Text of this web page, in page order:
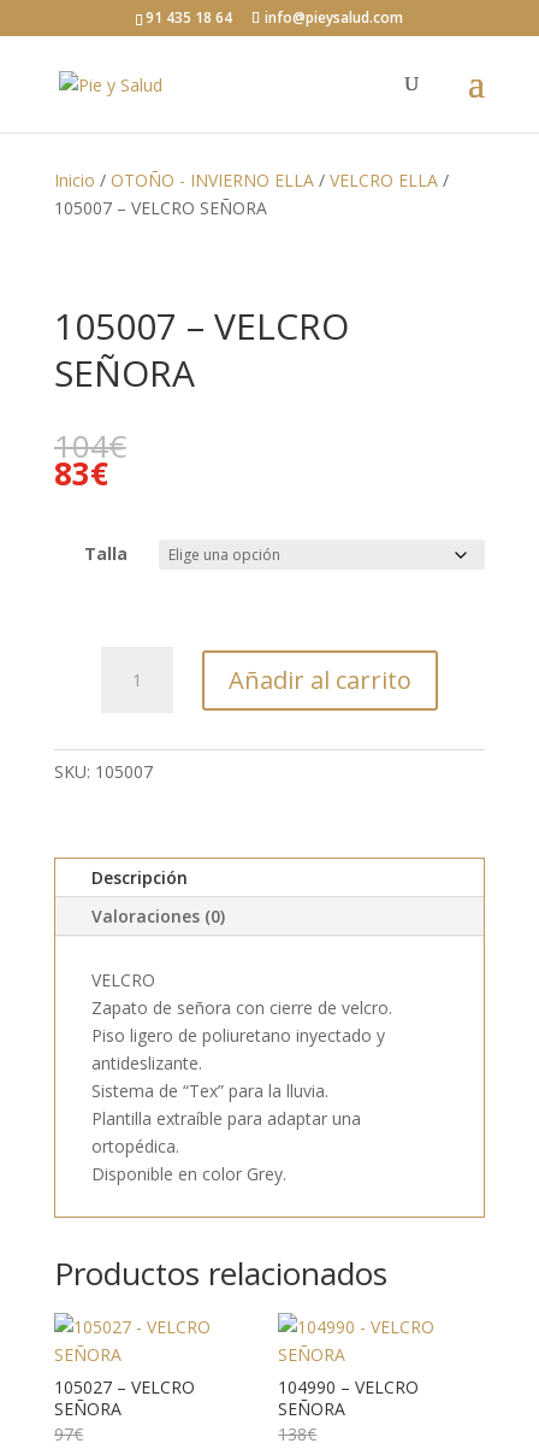
91 435 18 64 info@pieysalud.com
Inicio / OTOÑO - INVIERNO ELLA/ VELCRO ELLA/
105007 – VELCRO SEÑORA
105007 – VELCRO
SEÑORA
104€
83€
Talla
cantidad
Añadir al carrito
SKU: 105007
Descripción
Valoraciones (0)
VELCRO
Zapato de señora con cierre de velcro.
Piso ligero de poliuretano inyectado y
antideslizante.
Sistema de “Tex” para la lluvia.
Plantilla extraíble para adaptar una
ortopédica.
Disponible en color Grey.
Productos relacionados
105027 – VELCRO
SEÑORA
97€
104990 – VELCRO
SEÑORA
138€